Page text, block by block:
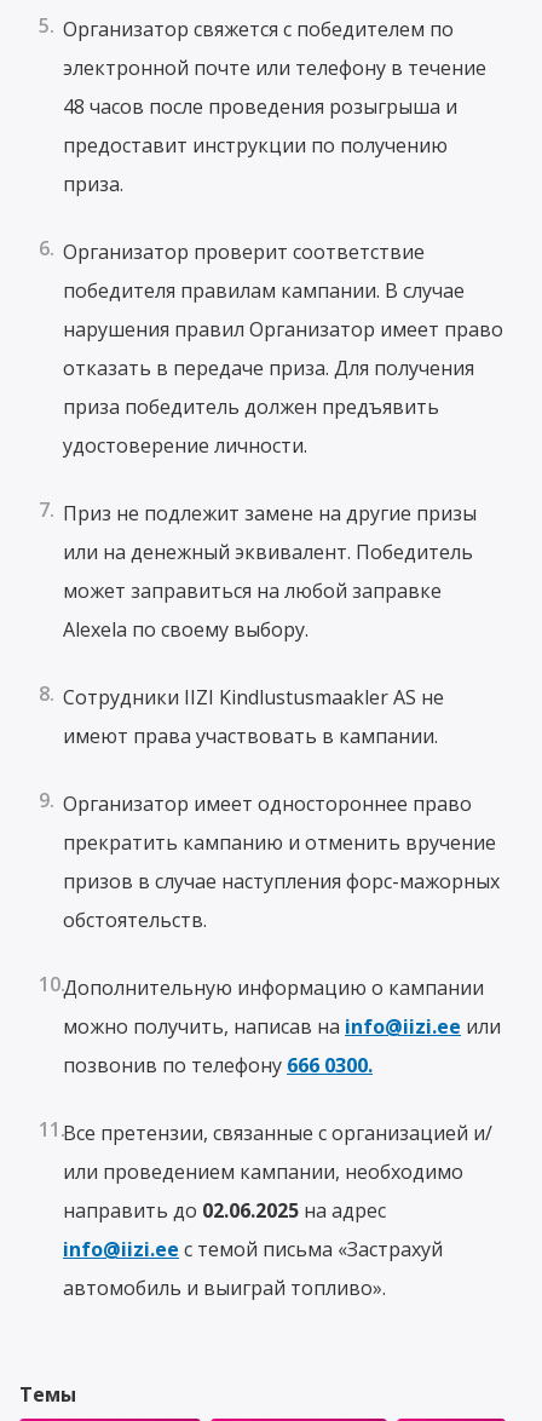
Организатор свяжется с победителем по
электронной почте или телефону в течение
48 часов после проведения розыгрыша и
предоставит инструкции по получению
приза.
Организатор проверит соответствие
победителя правилам кампании. В случае
нарушения правил Организатор имеет право
отказать в передаче приза. Для получения
приза победитель должен предъявить
удостоверение личности.
Приз не подлежит замене на другие призы
или на денежный эквивалент. Победитель
может заправиться на любой заправке
Alexela по своему выбору.
Сотрудники IIZI Kindlustusmaakler AS не
имеют права участвовать в кампании.
Организатор имеет одностороннее право
прекратить кампанию и отменить вручение
призов в случае наступления форс-мажорных
обстоятельств.
Дополнительную информацию о кампании
можно получить, написав на info@iizi.ee или
позвонив по телефону 666 0300.
Все претензии, связанные с организацией и/
или проведением кампании, необходимо
направить до 02.06.2025 на адрес
info@iizi.ee с темой письма «Застрахуй
автомобиль и выиграй топливо».
Темы